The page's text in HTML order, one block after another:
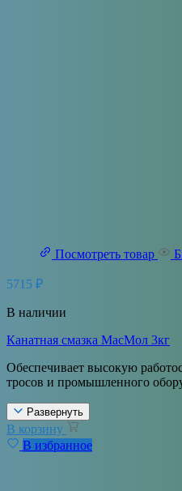
Посмотреть товар
5715 ₽
В наличии
Канатная смазка МасМол 3кг
Обеспечивает высокую
тросов и промышленного
Развернуть
В корзину
В избранное